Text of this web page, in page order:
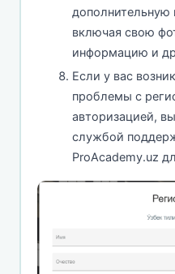
включая свою
информацию и
Если у вас
проблемы с
авторизацией,
службой
ProAcademy.uz